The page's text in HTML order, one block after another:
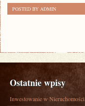
POSTED BY ADMIN
Ostatnie wpisy
Inwestowanie w Nieruchomości